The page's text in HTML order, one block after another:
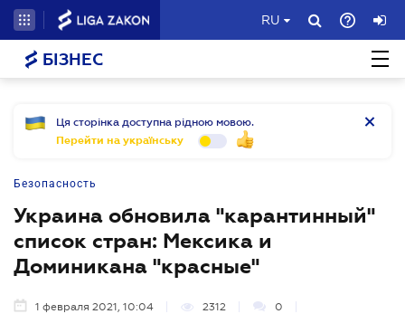
RU
БІЗНЕС
Ця сторінка доступна рідною мовою.
Перейти на українську
Безопасность
Украина обновила "карантинный"
список стран: Мексика и
Доминикана "красные"
1 февраля 2021, 10:04 2312 0